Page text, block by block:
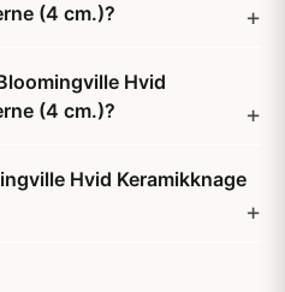
(4 cm.)?
Hvid
(4 cm.)?
Hvid Keramikknage